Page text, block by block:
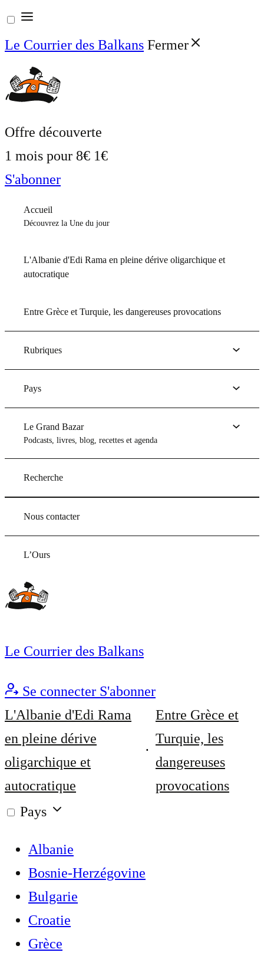
Aller
au
contenu
Le Courrier des Balkans Fermer
Offre découverte
1 mois pour 8€ 1€
S'abonner
Accueil
Découvrez la Une du jour
L'Albanie d'Edi Rama en pleine dérive oligarchique et
autocratique
Entre Grèce et Turquie, les dangereuses provocations
Rubriques
Pays
Le Grand Bazar
Podcasts, livres, blog, recettes et agenda
Recherche
Nous contacter
L’Ours
Le Courrier des Balkans
Se connecter S'abonner
L'Albanie d'Edi Rama
en pleine dérive
oligarchique et
autocratique
Entre Grèce et
Turquie, les
dangereuses
provocations
Pays
Albanie
Bosnie-Herzégovine
Bulgarie
Croatie
Grèce